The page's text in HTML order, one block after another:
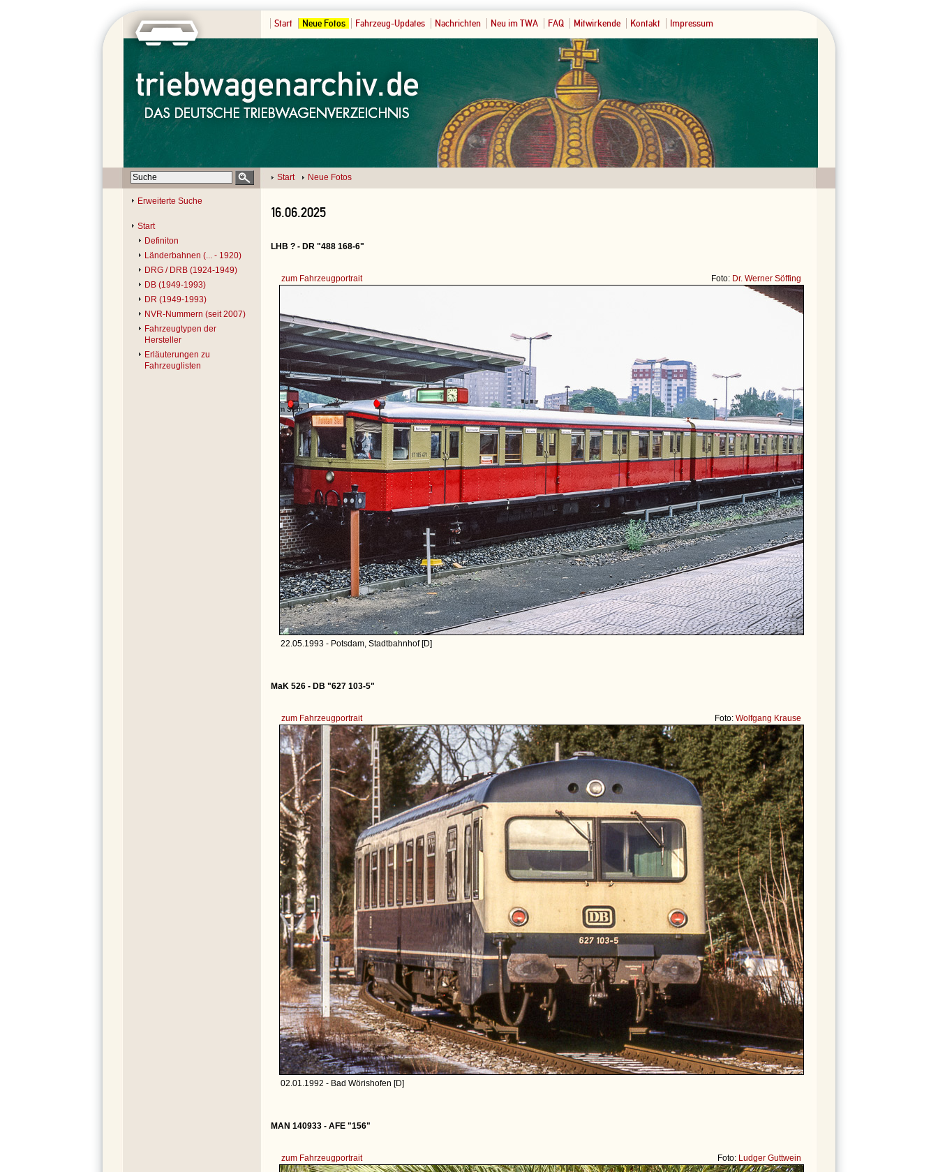
Start Neue Fotos Fahrzeug-Updates Nachrichten Neu im TWA FAQ Mitwirkende Kontakt Impressum
Start Neue Fotos
Erweiterte Suche
Start
Definiton
Länderbahnen (... - 1920)
DRG / DRB (1924-1949)
DB (1949-1993)
DR (1949-1993)
NVR-Nummern (seit 2007)
Fahrzeugtypen der
Hersteller
Erläuterungen zu
Fahrzeuglisten
16.06.2025
LHB ? - DR "488 168-6"
zum Fahrzeugportrait Foto: Dr. Werner Söffing
22.05.1993 - Potsdam, Stadtbahnhof [D]
MaK 526 - DB "627 103-5"
zum Fahrzeugportrait Foto: Wolfgang Krause
02.01.1992 - Bad Wörishofen [D]
MAN 140933 - AFE "156"
zum Fahrzeugportrait Foto: Ludger Guttwein